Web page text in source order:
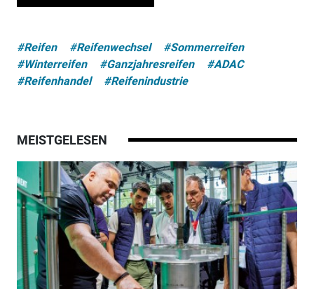
#Reifen #Reifenwechsel
#Sommerreifen
#Winterreifen
#Ganzjahresreifen
#ADAC
#Reifenhandel
#Reifenindustrie
MEISTGELESEN